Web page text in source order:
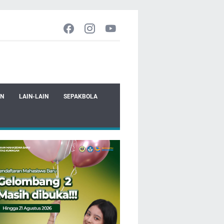
LAIN-LAIN SEPAKBOLA